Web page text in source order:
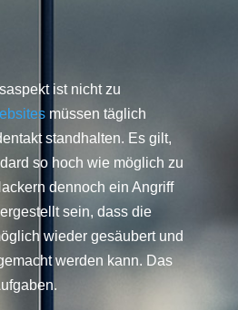
ist nicht zu
müssen täglich
standhalten. Es gilt,
so hoch wie möglich zu
dennoch ein Angriff
sein, dass die
wieder gesäubert und
werden kann. Das